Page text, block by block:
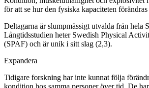
för att se hur den fysiska kapaciteten
Deltagarna är slumpmässigt utvalda från hela
Långtidsstudien heter Swedish Physical
(SPAF) och är unik i sitt slag (2,3).
Expandera
Tidigare forskning har inte kunnat följa